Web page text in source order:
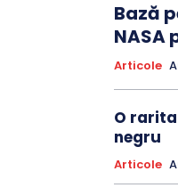
Bază
NASA
Articole
O
negru
Articole